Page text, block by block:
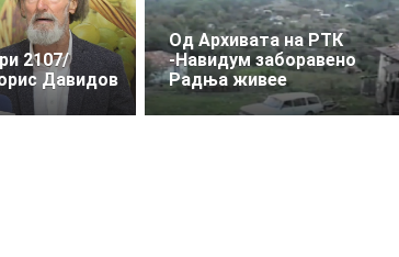
2107/
Давидов
Oд Архивата на РТК
-Навидум заборавено
Радња живее